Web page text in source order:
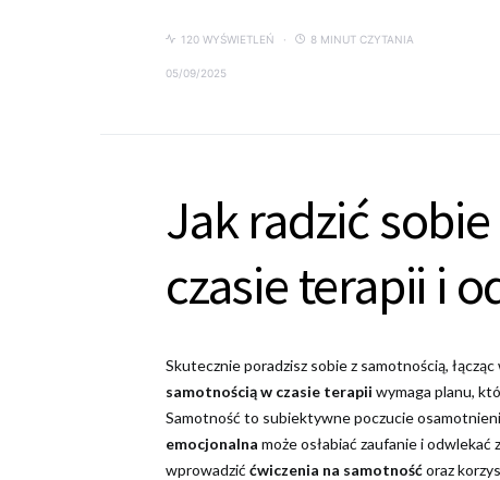
120 WYŚWIETLEŃ 8 MINUT CZYTANIA
05/09/2025
Jak radzić
czasie terapii i
Skutecznie poradzisz sobie z samotnością,
samotnością w czasie terapii wymaga planu,
Samotność to subiektywne poczucie
emocjonalna może osłabiać zaufanie i odwlekać
wprowadzić ćwiczenia na samotnośćoraz